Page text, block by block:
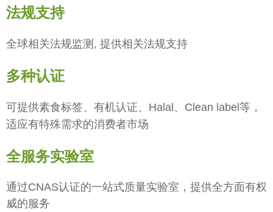
法规支持
全球相关法规监测, 提供相 关法规支持
多种认证
可提供素食标签、有机认证、Halal、 Clean label等，
适应有特殊需求的消费者市场
全服务实验室
通过CNAS认证的一站式质量实验室，提供全方面有权
威的服务